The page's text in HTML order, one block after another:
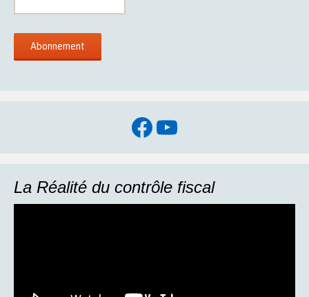
Facebook
YouTube
La Réalité du contrôle fiscal